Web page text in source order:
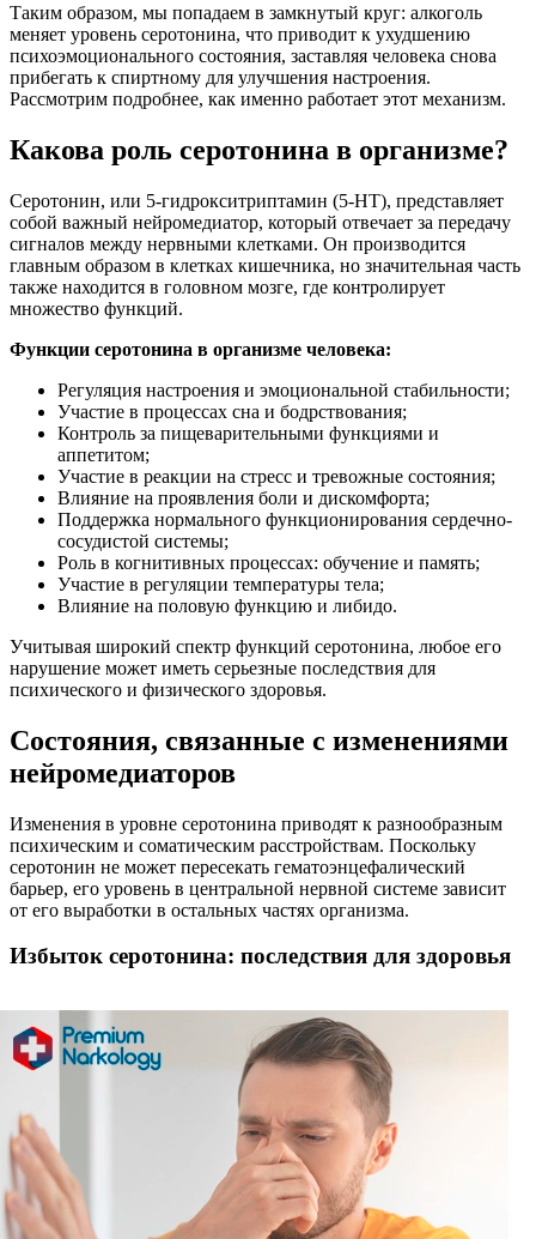
Таким образом, мы попадаем в замкнутый круг: алкоголь
меняет уровень серотонина, что приводит к ухудшению
психоэмоционального состояния, заставляя человека снова
прибегать к спиртному для улучшения настроения.
Рассмотрим подробнее, как именно работает этот механизм.
Какова роль серотонина в организме?
Серотонин, или 5-гидрокситриптамин (5-HT), представляет
собой важный нейромедиатор, который отвечает за передачу
сигналов между нервными клетками. Он производится
главным образом в клетках кишечника, но значительная часть
также находится в головном мозге, где контролирует
множество функций.
Функции серотонина в организме человека:
Регуляция настроения и эмоциональной стабильности;
Участие в процессах сна и бодрствования;
Контроль за пищеварительными функциями и
аппетитом;
Участие в реакции на стресс и тревожные состояния;
Влияние на проявления боли и дискомфорта;
Поддержка нормального функционирования сердечно-
сосудистой системы;
Роль в когнитивных процессах: обучение и память;
Участие в регуляции температуры тела;
Влияние на половую функцию и либидо.
Учитывая широкий спектр функций серотонина, любое его
нарушение может иметь серьезные последствия для
психического и физического здоровья.
Состояния, связанные с изменениями
нейромедиаторов
Изменения в уровне серотонина приводят к разнообразным
психическим и соматическим расстройствам. Поскольку
серотонин не может пересекать гематоэнцефалический
барьер, его уровень в центральной нервной системе зависит
от его выработки в остальных частях организма.
Избыток серотонина: последствия для здоровья